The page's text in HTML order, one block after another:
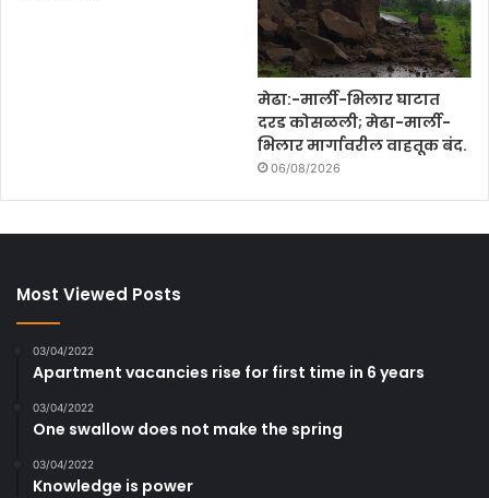
मेढा:-मार्ली-भिलार घाटात
दरड कोसळली; मेढा-मार्ली-
भिलार मार्गावरील वाहतूक बंद.
06/08/2026
Most Viewed Posts
03/04/2022
Apartment vacancies rise for first time in 6 years
03/04/2022
One swallow does not make the spring
03/04/2022
Knowledge is power